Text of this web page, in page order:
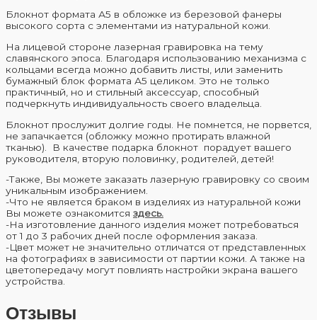
Блокнот формата А5 в обложке из березовой фанеры
высокого сорта с элементами из натуральной кожи.
На лицевой стороне лазерная гравировка на тему
славянского эпоса. Благодаря использованию механизма с
кольцами всегда можно добавить листы, или заменить
бумажный блок формата А5 целиком. Это не только
практичный, но и стильный аксессуар, способный
подчеркнуть индивидуальность своего владельца.
Блокнот прослужит долгие годы. Не помнется, не порвется,
не запачкается (обложку можно протирать влажной
тканью). В качестве подарка блокнот порадует вашего
руководителя, вторую половинку, родителей, детей!
-Также, Вы можете заказать лазерную гравировку со своим
уникальным изображением.
-Что не является браком в изделиях из натуральной кожи
Вы можете ознакомится здесь.
-На изготовление данного изделия может потребоваться
от 1 до 3 рабочих дней после оформления заказа.
-Цвет может не значительно отличатся от представленных
на фотографиях в зависимости от партии кожи. А также на
цветопередачу могут повлиять настройки экрана вашего
устройства.
Отзывы